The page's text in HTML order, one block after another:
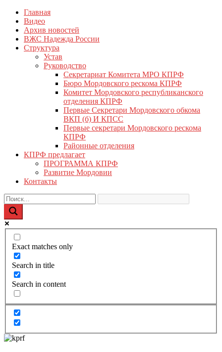
Перейти
содержимому
КПРФ Мордовия
Мордовское Региональное отделение КПРФ
Главная
Видео
Архив новостей
ВЖС Надежда России
Структура
Устав
Руководство
Секретариат Комитета МРО КПРФ
Бюро Мордовского рескома КПРФ
Комитет Мордовского республиканского
отделения КПРФ
Первые Секретари Мордовского обкома
ВКП (б) И КПСС
Первые секретари Мордовского рескома
КПРФ
Районные отделения
КПРФ предлагает
ПРОГРАММА КПРФ
Развитие Мордовии
Контакты
Exact matches only
Search in title
Search in content